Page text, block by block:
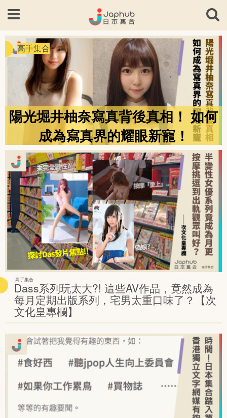
高手集合
陽光堀井柚奈寫真背後真相！ 如何
成為寫真界的耀眼新寵！
高手集合
Dass系列玩太大?! 這些AV作品，竟然成為
每月定期出版系列，宅男太重口味了？【次
文化皇專欄】